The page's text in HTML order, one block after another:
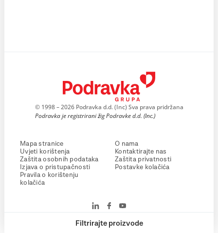
Filtrirajte proizvode
© 1998 – 2026 Podravka d.d. (Inc) Sva prava pridržana
Podravka je registrirani žig Podravke d.d. (Inc.)
Mapa stranice
Uvjeti korištenja
Zaštita osobnih podataka
Izjava o pristupačnosti
Pravila o korištenju
kolačića
O nama
Kontaktirajte nas
Zaštita privatnosti
Postavke kolačića